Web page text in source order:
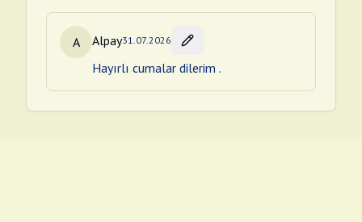
A Alpay31.07.2026
Hayırlı cumalar dilerim .